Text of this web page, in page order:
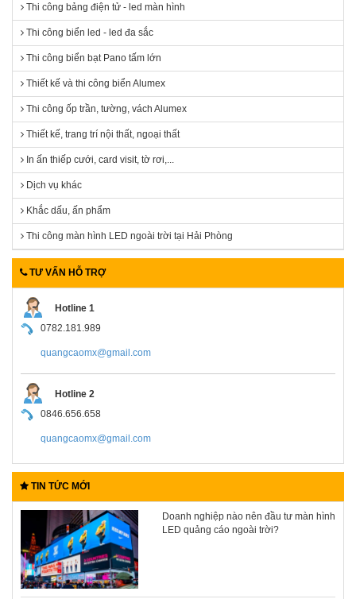
Thi công bảng điện tử - led màn hình
Thi công biển led - led đa sắc
Thi công biển bạt Pano tấm lớn
Thiết kế và thi công biển Alumex
Thi công ốp trần, tường, vách Alumex
Thiết kế, trang trí nội thất, ngoại thất
In ấn thiếp cưới, card visit, tờ rơi,...
Dịch vụ khác
Khắc dấu, ấn phẩm
Thi công màn hình LED ngoài trời tại Hải Phòng
TƯ VẤN HỖ TRỢ
Hotline 1
0782.181.989
quangcaomx@gmail.com
Hotline 2
0846.656.658
quangcaomx@gmail.com
TIN TỨC MỚI
Doanh nghiệp nào nên đầu tư màn hình
LED quảng cáo ngoài trời?